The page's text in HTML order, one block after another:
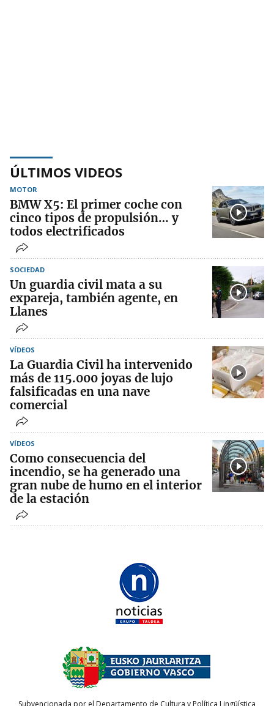
ÚLTIMOS VIDEOS
MOTOR
BMW X5: El primer coche con
cinco tipos de propulsión… y
todos electrificados
SOCIEDAD
Un guardia civil mata a su
expareja, también agente, en
Llanes
VÍDEOS
La Guardia Civil ha intervenido
más de 115.000 joyas de lujo
falsificadas en una nave
comercial
VÍDEOS
Como consecuencia del
incendio, se ha generado una
gran nube de humo en el interior
de la estación
Subvencionada por el Departamento de Cultura y Política Lingüística